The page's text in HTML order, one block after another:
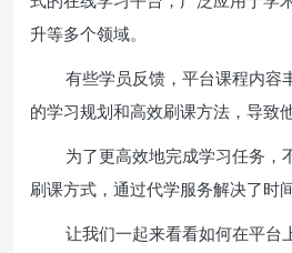
升等多个领域。
有些学员反馈，平台课程内容
的学习规划和高效刷课方法，导致
为了更高效地完成学习任务，
刷课方式，通过代学服务解决了时
让我们一起来看看如何在平台